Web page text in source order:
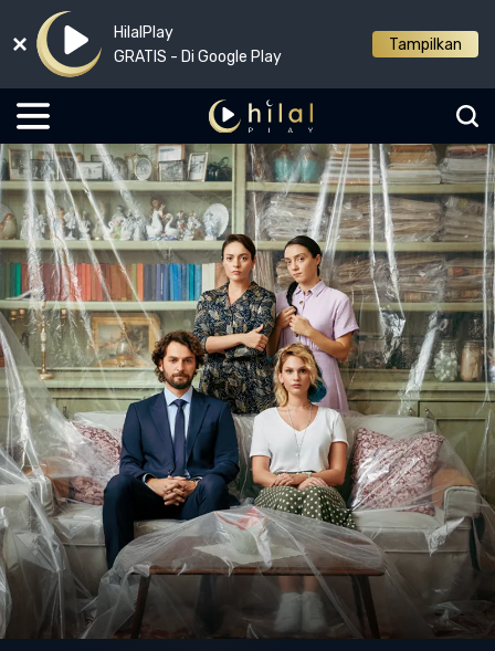
HilalPlay
GRATIS - Di Google Play
Tampilkan